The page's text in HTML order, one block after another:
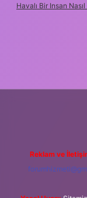
Havalı Bir Insan
Reklam ve